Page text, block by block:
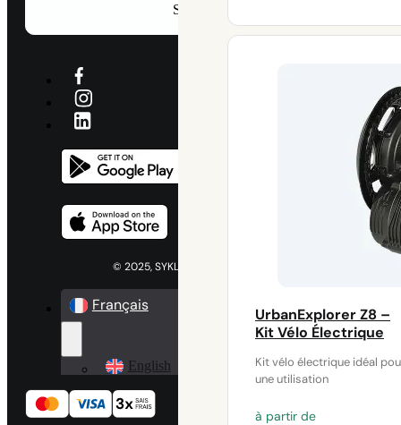
à
UrbanExplorer Z8 –
Kit Vélo Électrique
Kit vélo électrique idéal
une utilisation
à partir de
S'abonner
© 2025, SYKLO Tous droits réservés
Français
English